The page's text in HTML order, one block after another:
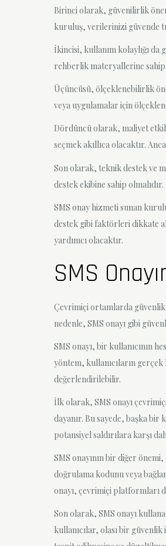
Birinci olarak, güvenilirlik
kuruluş, verilerinizi güvende
İkincisi, kullanım kolaylığı da
rehberlik materyallerine sahip
Üçüncüsü, ölçeklenebilirlik
veya uygulamalar için
Dördüncü olarak, maliyet etkili
seçmek akıllıca olacaktır.
Son olarak, teknik destek ve
destek ekibine sahip olmalıdır.
SMS onay hizmeti sunan
destek gibi faktörleri dikkate
yardımcı olacaktır.
SMS
Çevrimiçi ortamlarda
nedenle, SMS onayı gibi
SMS onayı, bir kullanıcının
yöntem, kullanıcıların gerçek
değerlendirilebilir.
İlk olarak, SMS onayı
dayanır. Bu sayede, başka bir
potansiyel saldırılara karşı
SMS onayının bir diğer
doğrulama kodunu veya
onayı, çevrimiçi platformları
Son olarak, SMS onayı
kullanıcılar, olası bir